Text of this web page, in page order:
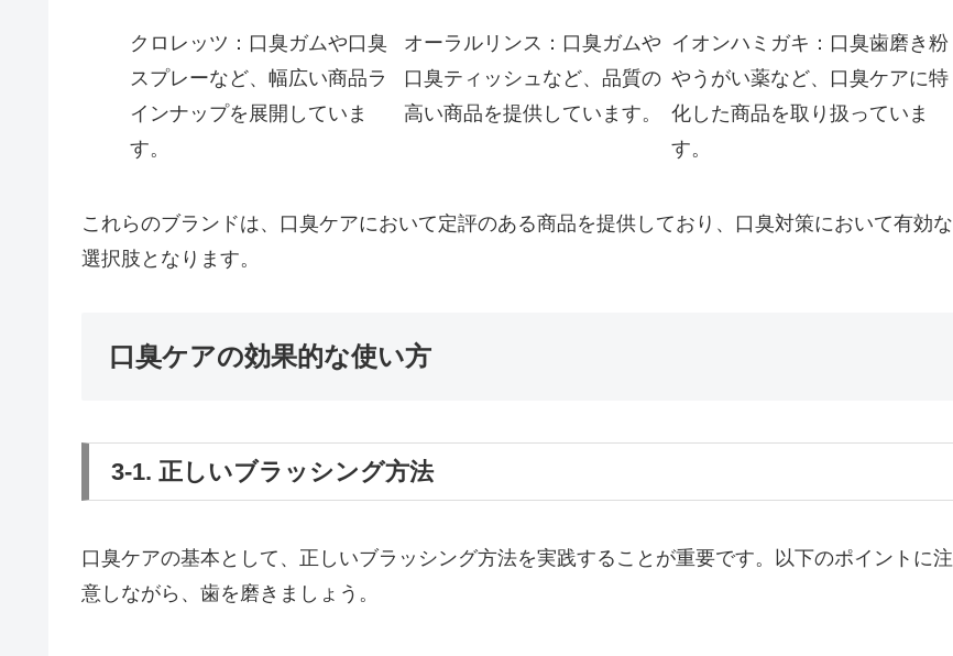
クロレッツ：口臭ガムや口臭
スプレーなど、幅広い商品ラ
インナップを展開していま
す。
オーラルリンス：口臭ガムや
口臭ティッシュなど、品質の
高い商品を提供しています。
イオンハミガキ：口臭歯磨き粉
やうがい薬など、口臭ケアに特
化した商品を取り扱っていま
す。
これらのブランドは、口臭ケアにおいて定評のある商品を提供しており、口臭対策において有効な
選択肢となります。
口臭ケアの効果的な使い方
3-1. 正しいブラッシング方法
口臭ケアの基本として、正しいブラッシング方法を実践することが重要です。以下のポイントに注
意しながら、歯を磨きましょう。